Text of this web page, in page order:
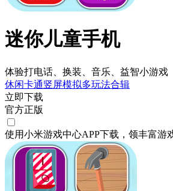
迷你儿童手机
体验打电话、换装、音乐、益智小游戏
休闲卡通竖屏模拟多玩法合辑
立即下载
官方正版
使用小米游戏中心APP下载 ，领丰富游